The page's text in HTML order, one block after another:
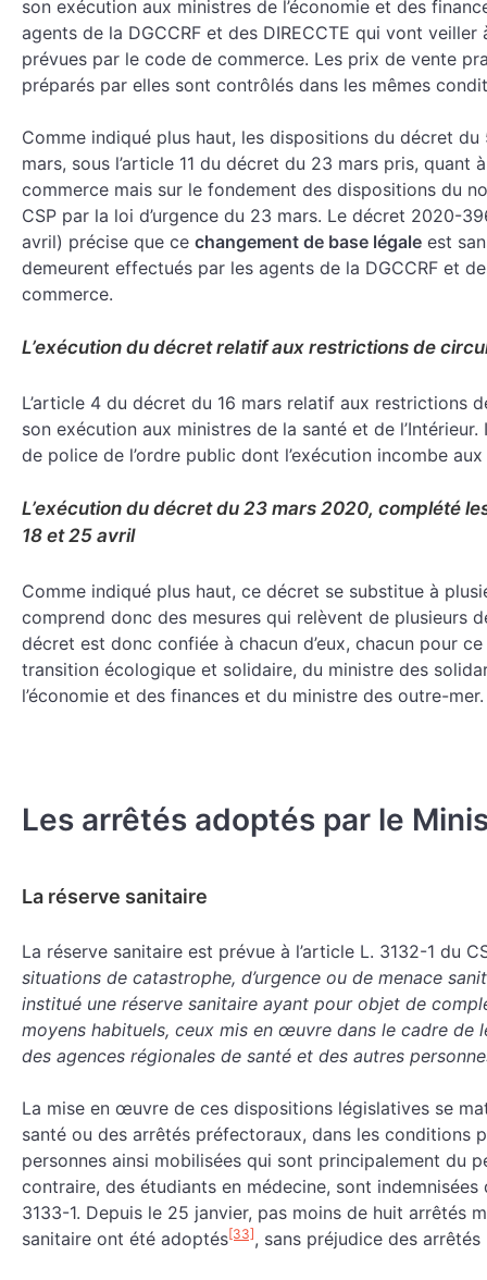
son exécution aux ministres de l’économie et des
agents de la DGCCRF et des DIRECCTE qui vont
prévues par le code de commerce. Les prix de vente
préparés par elles sont contrôlés dans les mêmes
Comme indiqué plus haut, les dispositions du décret
mars, sous l’article 11 du décret du 23 mars pris,
commerce mais sur le fondement des dispositions du
CSP par la loi d’urgence du 23 mars. Le décret 2020-
avril) précise que ce changement de base légale est
demeurent effectués par les agents de la DGCCRF et
commerce.
L’exécution du décret relatif aux restrictions de
L’article 4 du décret du 16 mars relatif aux restrictions
son exécution aux ministres de la santé et de l’Intérieur.
de police de l’ordre public dont l’exécution incombe
L’exécution du décret du 23 mars 2020, complété
18 et 25 avril
Comme indiqué plus haut, ce décret se substitue à
comprend donc des mesures qui relèvent de plusieurs
décret est donc confiée à chacun d’eux, chacun pour
transition écologique et solidaire, du ministre des
l’économie et des finances et du ministre des outre-mer.
Les arrêtés adoptés par le
La réserve sanitaire
La réserve sanitaire est prévue à l’article L. 3132-1 du
situations de catastrophe, d’urgence ou de menace
institué une réserve sanitaire ayant pour objet de
moyens habituels, ceux mis en œuvre dans le cadre de
des agences régionales de santé et des autres
La mise en œuvre de ces dispositions législatives se
santé ou des arrêtés préfectoraux, dans les conditions
personnes ainsi mobilisées qui sont principalement du
contraire, des étudiants en médecine, sont
3133-1. Depuis le 25 janvier, pas moins de huit arrêtés
sanitaire ont été adoptés[33], sans préjudice des